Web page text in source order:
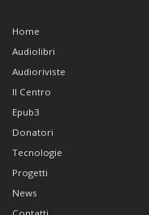
Home
Audiolibri
Audioriviste
Il Centro
Epub3
Donatori
Tecnologie
Progetti
News